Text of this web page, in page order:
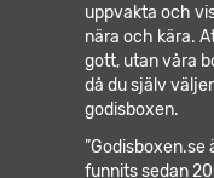
uppvakta och
nära och kära.
gott, utan våra
då du själv
godisboxen.
funnits sedan